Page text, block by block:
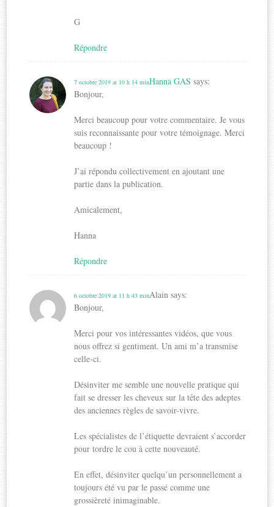
G
Répondre
Hanna GAS says:
7 octobre 2019 at 10 h 14 min
Bonjour,
Merci beaucoup pour votre commentaire. Je vous
suis reconnaissante pour votre témoignage. Merci
beaucoup !
J’ai répondu collectivement en ajoutant une
partie dans la publication.
Amicalement,
Hanna
Répondre
Alain says:
6 octobre 2019 at 11 h 43 min
Bonjour,
Merci pour vos intéressantes vidéos, que vous
nous offrez si gentiment. Un ami m’a transmise
celle-ci.
Désinviter me semble une nouvelle pratique qui
fait se dresser les cheveux sur la tête des adeptes
des anciennes règles de savoir-vivre.
Les spécialistes de l’étiquette devraient s’accorder
pour tordre le cou à cette nouveauté.
En effet, désinviter quelqu’un personnellement a
toujours été vu par le passé comme une
grossièreté inimaginable.